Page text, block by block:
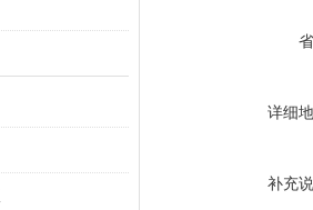
详细
补充